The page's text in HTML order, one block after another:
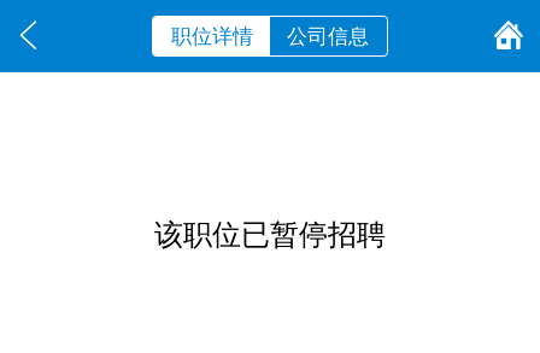
职位详情 公司信息
该职位已暂停招聘